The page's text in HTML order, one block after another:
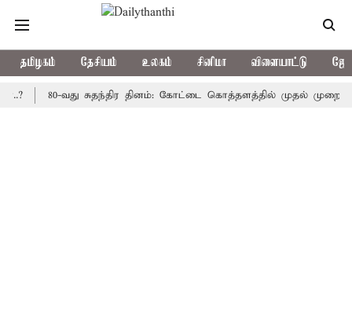
தமிழகம் தேசியம் உலகம் சினிமா விளையாட்டு
80-வது சுதந்திர தினம்: கோட்டை கொத்தளத்தில் முதல் முறையாக